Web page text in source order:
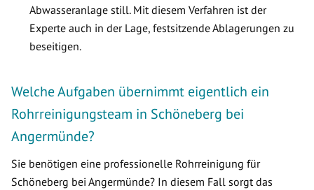
Abwasseranlage still. Mit diesem Verfahren ist der
Experte auch in der Lage, festsitzende Ablagerungen zu
beseitigen.
Welche Aufgaben übernimmt eigentlich ein
Rohrreinigungsteam in Schöneberg bei
Angermünde?
Sie benötigen eine professionelle Rohrreinigung für
Schöneberg bei Angermünde? In diesem Fall sorgt das